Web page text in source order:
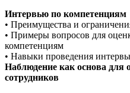
Интервью по компетенциям
• Преимущества и
• Примеры вопросов для
компетенциям
• Навыки проведения
Наблюдение как основа для
сотрудников